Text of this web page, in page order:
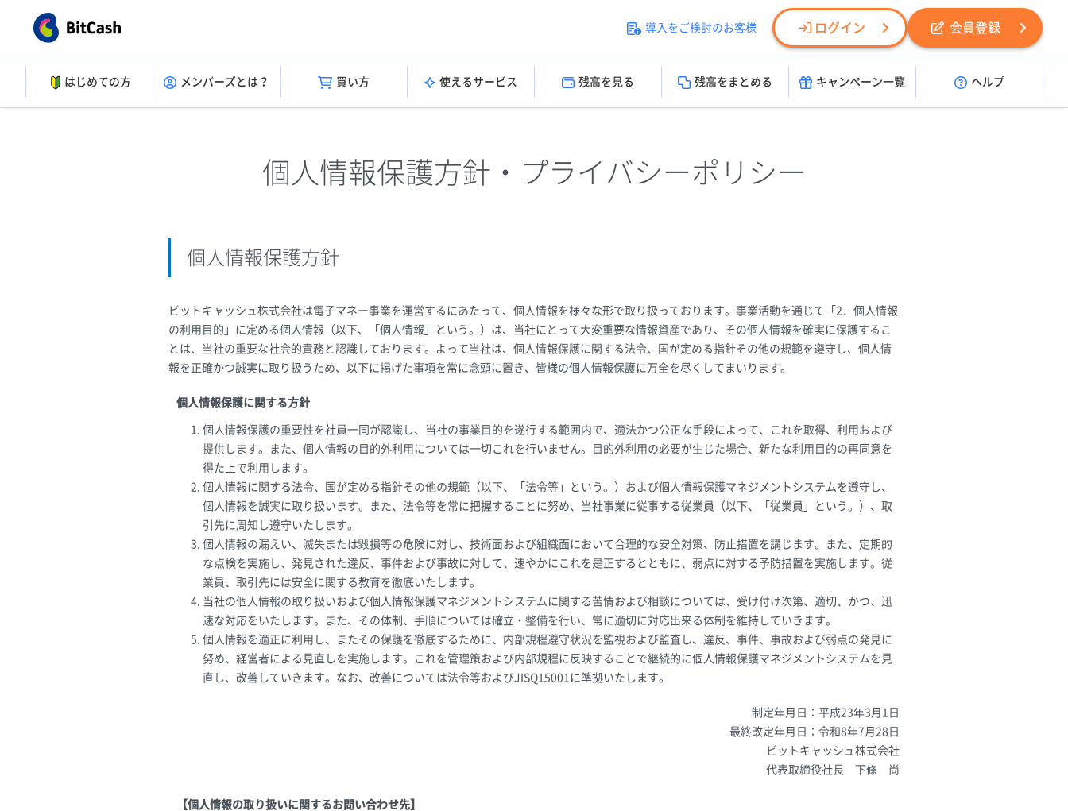
導入をご検討のお客様 ログイン 会員登録
はじめての方 メンバーズとは？ 買い方 使えるサービス 残高を見る 残高をまとめる キャンペーン一覧 ヘルプ
個人情報保護方針・プライバシーポリシー
個人情報保護方針
ビットキャッシュ株式会社は電子マネー事業を運営するにあたって、個人情報を様々な形で取り扱っております。事業活動を通じて「2．個人情報
の利用目的」に定める個人情報（以下、「個人情報」という。）は、当社にとって大変重要な情報資産であり、その個人情報を確実に保護するこ
とは、当社の重要な社会的責務と認識しております。よって当社は、個人情報保護に関する法令、国が定める指針その他の規範を遵守し、個人情
報を正確かつ誠実に取り扱うため、以下に掲げた事項を常に念頭に置き、皆様の個人情報保護に万全を尽くしてまいります。
個人情報保護に関する方針
個人情報保護の重要性を社員一同が認識し、当社の事業目的を遂行する範囲内で、適法かつ公正な手段によって、これを取得、利用および
提供します。また、個人情報の目的外利用については一切これを行いません。目的外利用の必要が生じた場合、新たな利用目的の再同意を
得た上で利用します。
個人情報に関する法令、国が定める指針その他の規範（以下、「法令等」という。）および個人情報保護マネジメントシステムを遵守し、
個人情報を誠実に取り扱います。また、法令等を常に把握することに努め、当社事業に従事する従業員（以下、「従業員」という。）、取
引先に周知し遵守いたします。
個人情報の漏えい、滅失または毀損等の危険に対し、技術面および組織面において合理的な安全対策、防止措置を講じます。また、定期的
な点検を実施し、発見された違反、事件および事故に対して、速やかにこれを是正するとともに、弱点に対する予防措置を実施します。従
業員、取引先には安全に関する教育を徹底いたします。
当社の個人情報の取り扱いおよび個人情報保護マネジメントシステムに関する苦情および相談については、受け付け次第、適切、かつ、迅
速な対応をいたします。また、その体制、手順については確立・整備を行い、常に適切に対応出来る体制を維持していきます。
個人情報を適正に利用し、またその保護を徹底するために、内部規程遵守状況を監視および監査し、違反、事件、事故および弱点の発見に
努め、経営者による見直しを実施します。これを管理策および内部規程に反映することで継続的に個人情報保護マネジメントシステムを見
直し、改善していきます。なお、改善については法令等およびJISQ15001に準拠いたします。
制定年月日：平成23年3月1日
最終改定年月日：令和8年7月28日
ビットキャッシュ株式会社
代表取締役社長 下條 尚
【個人情報の取り扱いに関するお問い合わせ先】